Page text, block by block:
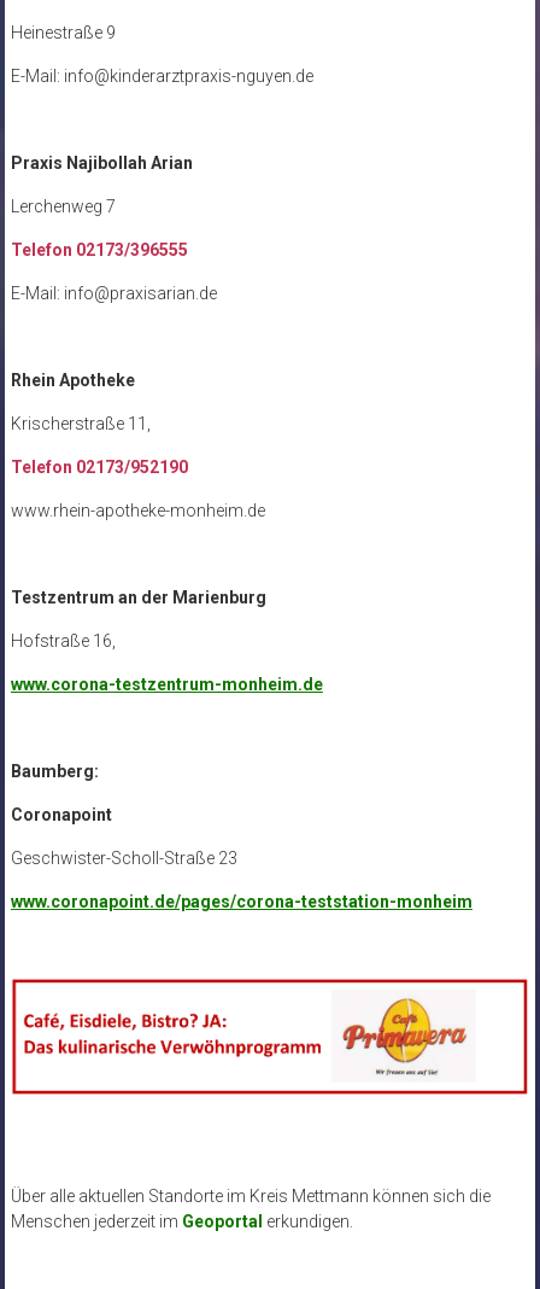
Heinestraße 9
E-Mail: info@kinderarztpraxis-nguyen.de
Praxis Najibollah Arian
Lerchenweg 7
Telefon 02173/396555
E-Mail: info@praxisarian.de
Rhein Apotheke
Krischerstraße 11,
Telefon 02173/952190
www.rhein-apotheke-monheim.de
Testzentrum an der Marienburg
Hofstraße 16,
www.corona-testzentrum-monheim.de
Baumberg:
Coronapoint
Geschwister-Scholl-Straße 23
www.coronapoint.de/pages/corona-teststation-monheim
Über alle aktuellen Standorte im Kreis Mettmann können sich die
Menschen jederzeit im Geoportal erkundigen.